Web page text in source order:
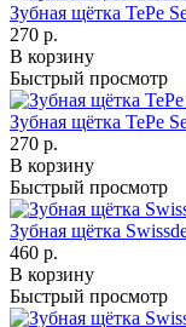
Зубная щётка TePe
270 р.
В корзину
Быстрый просмотр
Зубная щётка TePe
270 р.
В корзину
Быстрый просмотр
Зубная щётка
460 р.
В корзину
Быстрый просмотр